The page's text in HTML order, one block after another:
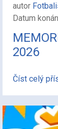
autor
Datum
2026
Číst celý